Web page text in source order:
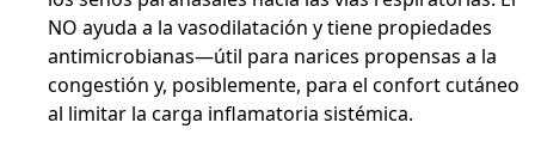
NO ayuda a la vasodilatación y tiene propiedades
antimicrobianas—útil para narices propensas a la
congestión y, posiblemente, para el confort cutáneo
al limitar la carga inflamatoria sistémica.